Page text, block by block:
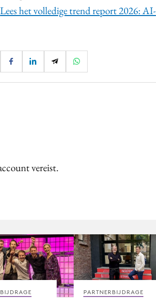
Lees het volledige trend report 2026: AI-
vereist.
PARTNERBIJDRAGE